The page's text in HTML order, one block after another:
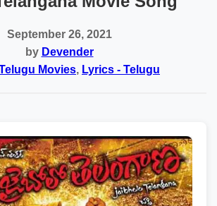
September 26, 2021
by Devender
Movies, Lyrics - Telugu